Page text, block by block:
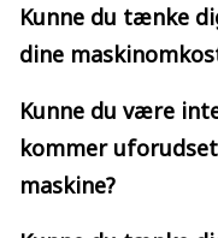
Kunne du tænke
dine
Kunne du være
kommer
maskine?